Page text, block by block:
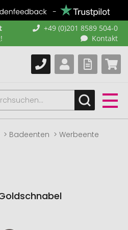
+49 (0)201 8589 504-0
Kontakt
Badeenten
Werbeente